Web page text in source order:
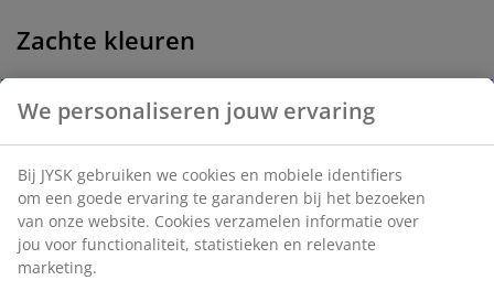
Zachte kleuren
TINGSRYD badkamerserie! Deze serie is in twee mooie,
Glamour look
We personaliseren jouw ervaring
Bij JYSK gebruiken we cookies en mobiele identifiers
om een goede ervaring te garanderen bij het bezoeken
van onze website. Cookies verzamelen informatie over
jou voor functionaliteit, statistieken en relevante
marketing.